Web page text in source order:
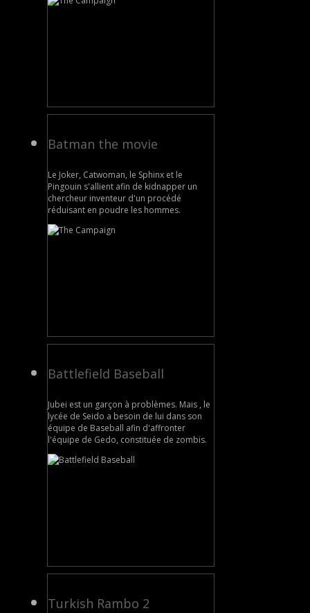
Batman the movie
Le Joker, Catwoman, le Sphinx et le
Pingouin s'allient afin de kidnapper un
chercheur inventeur d'un procédé
réduisant en poudre les hommes.
Battlefield Baseball
Jubei est un garçon à problèmes. Mais , le
lycée de Seido a besoin de lui dans son
équipe de Baseball afin d'affronter
l'équipe de Gedo, constituée de zombis.
Turkish Rambo 2